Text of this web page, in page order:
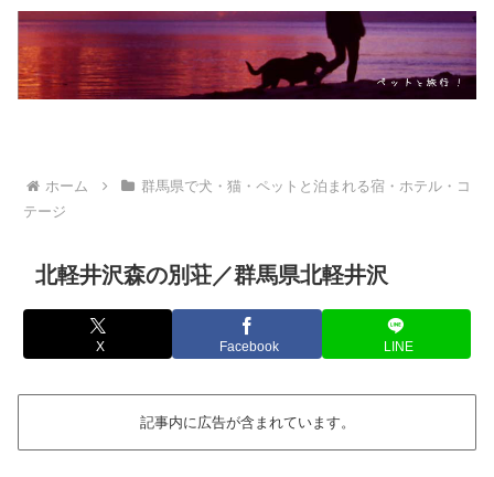
ホーム
群馬県で犬・猫・ペットと泊まれる宿・ホテル・コ
テージ
北軽井沢森の別荘／群馬県北軽井沢
X Facebook LINE
記事内に広告が含まれています。